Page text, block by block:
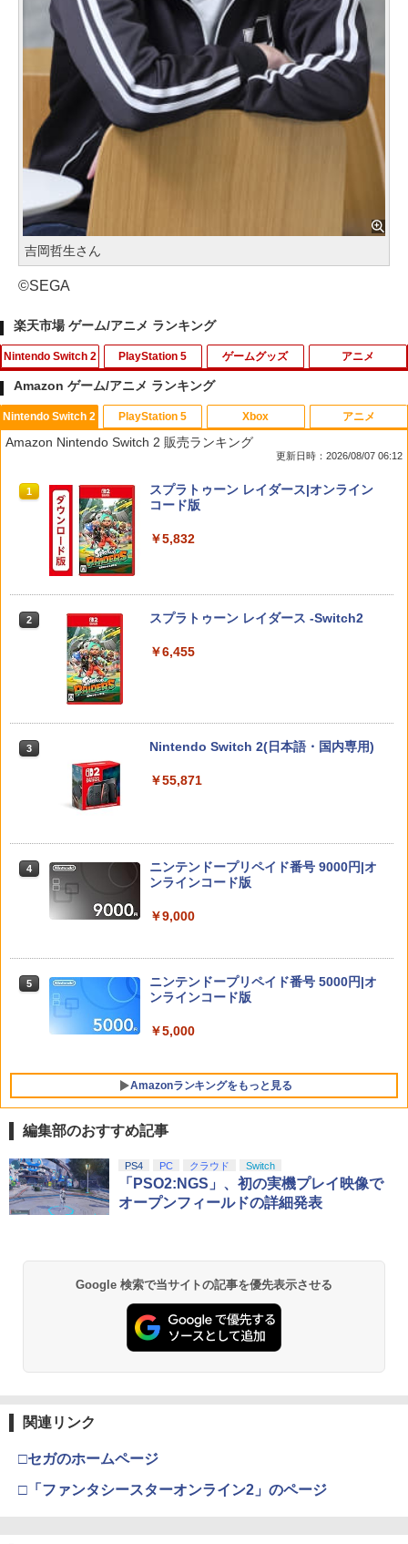
吉岡哲生さん
©SEGA
楽天市場 ゲーム/アニメ ランキング
Nintendo Switch 2
1
【 Nintendo Switch2 ケース対応 】Swi
tch2用 ケース 専用収納ボックス フルセ
ット対応ケース 防水ナイロン スイッチ
ギフト 多機能ゲームケース ゲームカー
ド収納可能 まとめ収納バッグ 大容量タ
2 スプラトゥーン レイダース
￥6,507
3
【中古】Switch2 星のカービィ ディス
ion ＋ スターリーワールド (ニンテン
リーでポイント10倍！】【メール便発
送】【新品】Nintendo Switch2 ゲーム
￥6,797
【新品】Nintendo Switch2ソフト ヨッ
￥6,800
PlayStation 5
1
【送料無料】(18in1)PS5 コントローラ
ー 修理 ps5 コントローラー 修理キット
ps5 コントローラー ゴム 交換 導電性 L1
付き 互換部品PS5コントローラー交換用
ボタン
￥1,479
【PS5】Dune: Awakening （オンライ
ウェイクニング]
PlayStation5用カバー リズム ブルー
￥5,770
5
【特典】Beast of Reincarnation(【永
久封入特典】プロダクトコード)
￥7,632
ゲームグッズ
1
【中古】学園へヴン おかわりっ! ベスト
版
￥350
NewスーパーマリオブラザーズWii ノコ
￥1,254
【楽天ランキング1位入賞】自動タップ
ーム周回/ライブ/推し活対応 (ブラック)
プ
Lay Plus for ニンテンドー 液晶保護 ア
ンチグレア 反射防止 非光沢 指紋防止
￥1,045
アニメ
1
【中古】Blu-ray▼メアリーと秘密の王
国 3D ブルーレイディスク 3D再生専用
レンタル落ち ケース無
￥971
￥4,469
んがフェスティバル～【Blu-ray】(アク
ella! 7th LoveLive! ～Fly! MUSIC WOR
LD♪～ Blu-ray BOX【Blu-ray】(A4クリ
セット+B5ステッカーシートセット(2種1
セット)) [ Liella! ]
￥24,750
新世紀GPX サイバーフォーミュラ BD A
LL ROUNDS COLLECTION ～OVA Seri
￥30,800
Amazon ゲーム/アニメ ランキング
Nintendo Switch 2
Amazon Nintendo Switch 2 販売ランキング
更新日時：2026/08/07 06:12
1
スプラトゥーン レイダース|オンライン
コード版
￥5,832
2 スプラトゥーン レイダース -Switch2
￥6,455
3 Nintendo Switch 2(日本語・国内専用)
￥55,871
4
ニンテンドープリペイド番号 9000円|オ
ンラインコード版
￥9,000
5
ニンテンドープリペイド番号 5000円|オ
ンラインコード版
￥5,000
Amazonランキングをもっと見る
PlayStation 5
1
PlayStation 5 デジタル・エディション
日本語専用 Console Language: Japan
ese only (CFI-2200B01)
プロダクトコード 封入
3
Xbox
1
【純正品】Xbox ワイヤレス コントロー
ラー + USB-C® ケーブル
Xbox プリペイドカード 5,000円 デジタ
ンラインコード]
3
￥7,681
アニメ
1
【Amazon.co.jp限定】劇場版モノノ怪
第三章 蛇神 (Amazon.co.jp限定オリジ
ナル三方背収納ケース付きコレクション)
(オリジナル特典:オリジナル巾着＋メー
ボード付) [Blu-ray]
￥10,780
窩座再来 通常版 [Blu-ray]
3
劇場版「鬼滅の刃」無限城編 第一章 猗
編集部のおすすめ記事
PS4 PC クラウド Switch
「PSO2:NGS」、初の実機プレイ映像で
オープンフィールドの詳細発表
Google 検索で当サイトの記事を優先表示させる
関連リンク
□セガのホームページ
□「ファンタシースターオンライン2」のページ